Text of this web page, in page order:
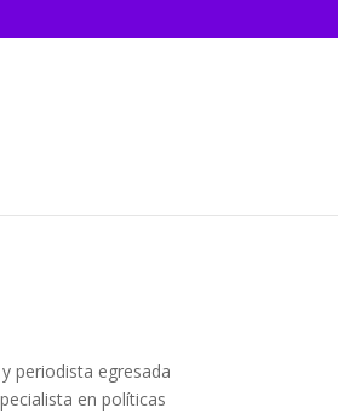
periodista egresada
en políticas